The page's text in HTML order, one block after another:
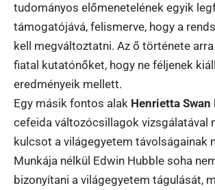
tudományos előmenetelének egyik
támogatójává, felismerve, hogy a
kell megváltoztatni. Az ő története
fiatal kutatónőket, hogy ne féljenek
eredményeik mellett.
Egy másik fontos alak Henrietta Swan
cefeida változócsillagok vizsgálatával
kulcsot a világegyetem távolságainak
Munkája nélkül Edwin Hubble soha
bizonyítani a világegyetem tágulását,